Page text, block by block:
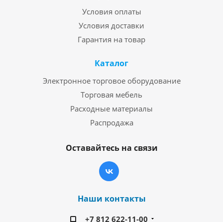
Условия оплаты
Условия доставки
Гарантия на товар
Каталог
Электронное торговое оборудование
Торговая мебель
Расходные материалы
Распродажа
Оставайтесь на связи
Наши контакты
+7 812 622-11-00